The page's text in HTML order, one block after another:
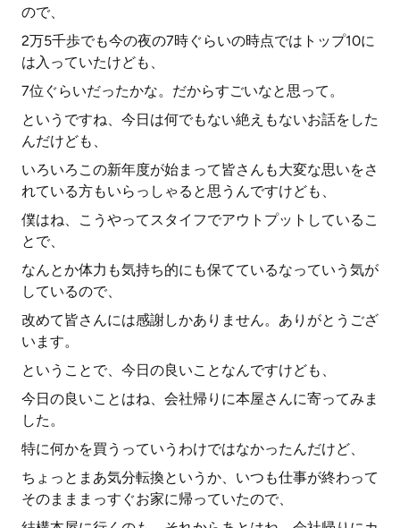
ので、
2万5千歩でも今の夜の7時ぐらいの時点ではトップ10に
は入っていたけども、
7位ぐらいだったかな。だからすごいなと思って。
というですね、今日は何でもない絶えもないお話をした
んだけども、
いろいろこの新年度が始まって皆さんも大変な思いをさ
れている方もいらっしゃると思うんですけども、
僕はね、こうやってスタイフでアウトプットしているこ
とで、
なんとか体力も気持ち的にも保てているなっていう気が
しているので、
改めて皆さんには感謝しかありません。ありがとうござ
います。
ということで、今日の良いことなんですけども、
今日の良いことはね、会社帰りに本屋さんに寄ってみま
した。
特に何かを買うっていうわけではなかったんだけど、
ちょっとまあ気分転換というか、いつも仕事が終わって
そのまままっすぐお家に帰っていたので、